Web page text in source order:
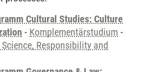
Cultural Studies: Culture
- Komplementärstudium -
Responsibility and